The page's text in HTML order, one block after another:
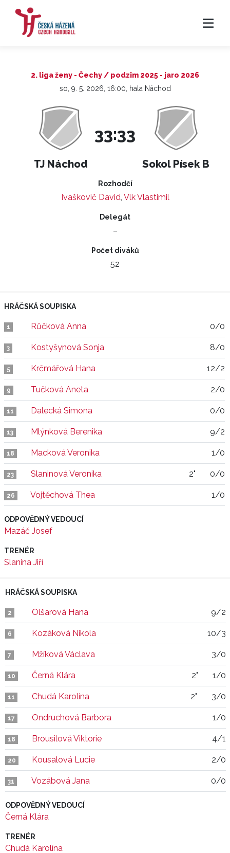
2. liga ženy - Čechy / podzim 2025 - jaro 2026
so, 9. 5. 2026, 16:00, hala Náchod
TJ Náchod
33:33
Sokol Písek B
Rozhodčí
Ivaškovič David, Vlk Vlastimil
Delegát
–
Počet diváků
52
HRÁČSKÁ SOUPISKA
1 Růčková Anna 0/0
3 Kostyšynová Sonja 8/0
5 Krčmářová Hana 12/2
9 Tučková Aneta 2/0
11 Dalecká Simona 0/0
13 Mlýnková Berenika 9/2
18 Macková Veronika 1/0
23 Slaninová Veronika 2" 0/0
26 Vojtěchová Thea 1/0
ODPOVĚDNÝ VEDOUCÍ
Mazáč Josef
TRENÉR
Slanina Jiří
HRÁČSKÁ SOUPISKA
2 Olšarová Hana 9/2
6 Kozáková Nikola 10/3
7 Mžíková Václava 3/0
10 Černá Klára 2" 1/0
11 Chudá Karolína 2" 3/0
17 Ondruchová Barbora 1/0
18 Brousilová Viktorie 4/1
20 Kousalová Lucie 2/0
31 Vozábová Jana 0/0
ODPOVĚDNÝ VEDOUCÍ
Černá Klára
TRENÉR
Chudá Karolína